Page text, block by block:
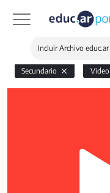
Incluir Archivo educ.ar
Secundario Video